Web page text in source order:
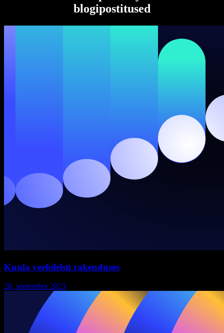
blogipostitused
Kuula veebilehti rakenduses
26. september 2023